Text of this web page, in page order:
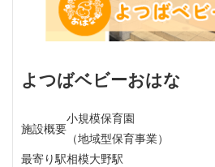
よつばベビーおはな
施設概要
小規模保育園
（地域型保育事業）
最寄り駅相模大野駅